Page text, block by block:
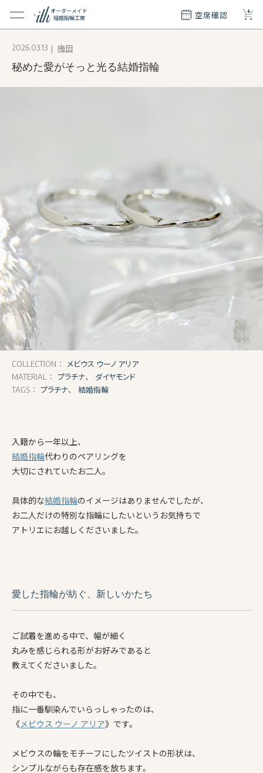
オーダーメイド
結婚指輪工房
空席確認 +
メイド
2026.03.13 梅田
秘めた愛がそっと光る結婚指輪
COLLECTION： メビウス ウーノ アリア
MATERIAL： プラチナ、 ダイヤモンド
TAGS： プラチナ、 結婚指輪
入籍から一年以上、
結婚指輪代わりのペアリングを
大切にされていたお二人。
具体的な結婚指輪のイメージはありませんでしたが、
お二人だけの特別な指輪にしたいというお気持ちで
アトリエにお越しくださいました。
愛した指輪が紡ぐ、新しいかたち
ご試着を進める中で、幅が細く
丸みを感じられる形がお好みであると
教えてくださいました。
その中でも、
指に一番馴染んでいらっしゃったのは、
《メビウス ウーノ アリア》です。
メビウスの輪をモチーフにしたツイストの形状は、
シンプルながらも存在感を放ちます。